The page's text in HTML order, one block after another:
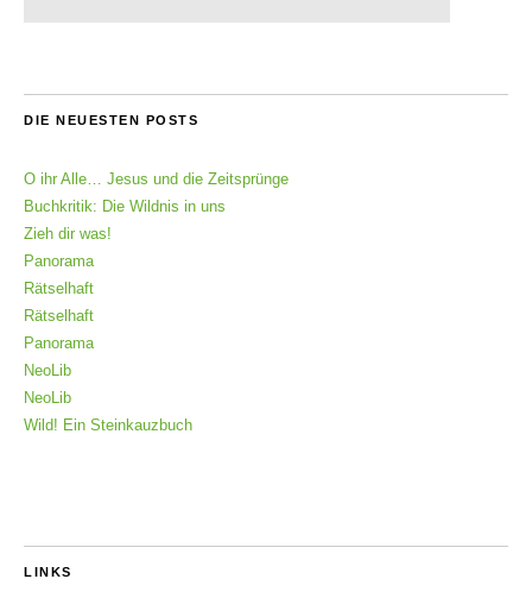
DIE NEUESTEN POSTS
O ihr Alle… Jesus und die Zeitsprünge
Buchkritik: Die Wildnis in uns
Zieh dir was!
Panorama
Rätselhaft
Rätselhaft
Panorama
NeoLib
NeoLib
Wild! Ein Steinkauzbuch
LINKS